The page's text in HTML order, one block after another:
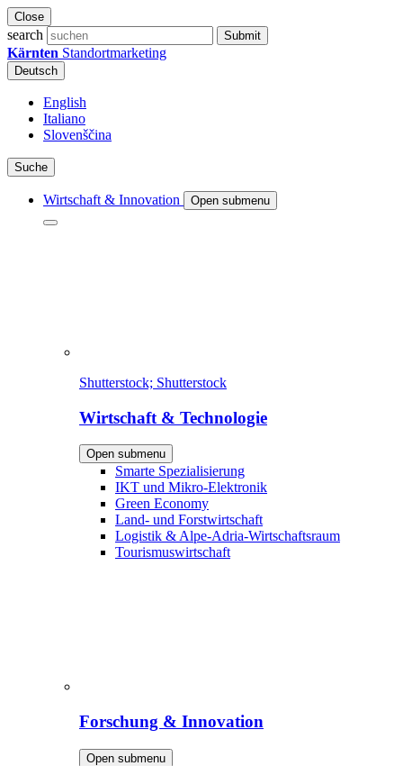
Close
search Submit
Kärnten Standortmarketing
Deutsch
English
Italiano
Slovenščina
Suche
Wirtschaft & Innovation Open submenu
Shutterstock; Shutterstock
Wirtschaft & Technologie
Open submenu
Smarte Spezialisierung
IKT und Mikro-Elektronik
Green Economy
Land- und Forstwirtschaft
Logistik & Alpe-Adria-Wirtschaftsraum
Tourismuswirtschaft
Forschung & Innovation
Open submenu